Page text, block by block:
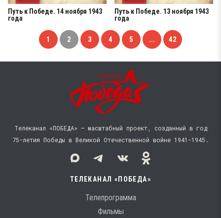
Путь к Победе. 14 ноября 1943
года
Путь к Победе. 13 ноября 1943
года
1 2 3 4 5 ... 42
Телеканал «ПОБЕДА» — масштабный проект, созданный в год
75-летия Победы в Великой Отечественной войне 1941−1945.
ТЕЛЕКАНАЛ «ПОБЕДА»
Телепрограмма
Фильмы